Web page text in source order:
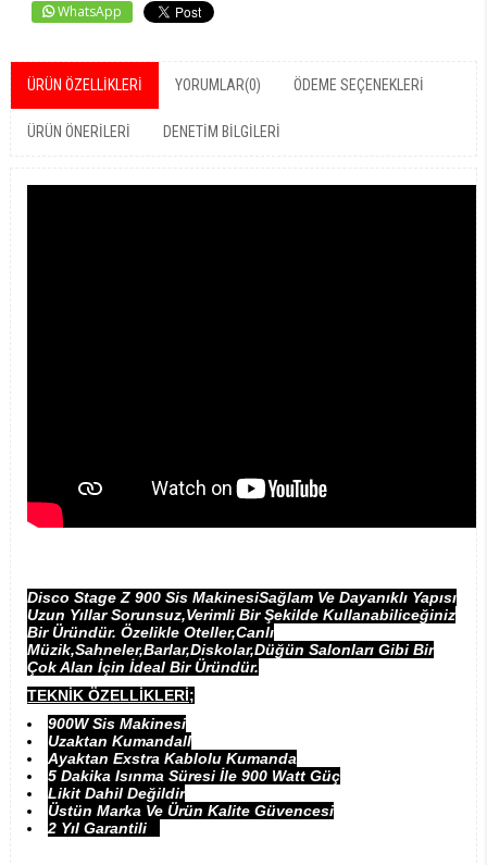
WhatsApp
ÜRÜN ÖZELLIKLERI YORUMLAR(0) ÖDEME SEÇENEKLERI
ÜRÜN ÖNERILERI DENETIM BILGILERI
Disco Stage Z 900 Sis MakinesiSağlam Ve Dayanıklı Yapısı
Uzun Yıllar Sorunsuz,Verimli Bir Şekilde Kullanabiliceğiniz
Bir Üründür. Özelikle Oteller,Canlı
Müzik,Sahneler,Barlar,Diskolar,Düğün Salonları Gibi Bir
Çok Alan İçin İdeal Bir Üründür.
TEKNİK ÖZELLİKLERİ;
900W Sis Makinesi
Uzaktan KumandalI
Ayaktan Exstra Kablolu Kumanda
5 Dakika Isınma Süresi İle 900 Watt Güç
Likit Dahil Değildir
Üstün Marka Ve Ürün Kalite Güvencesi
2 Yıl Garantili